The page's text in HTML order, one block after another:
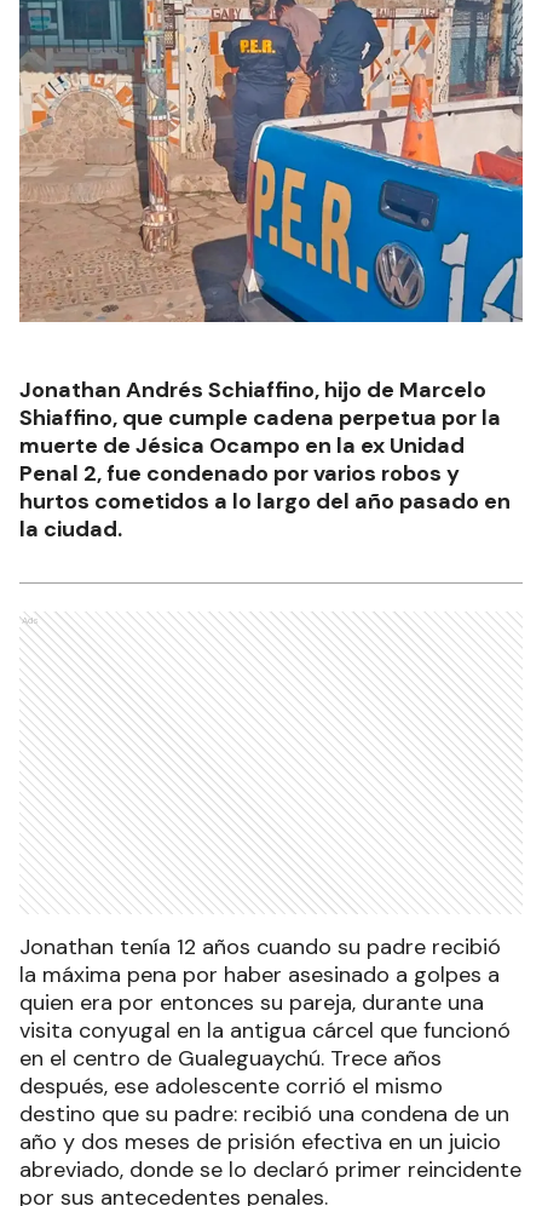
Jonathan Andrés Schiaffino, hijo de Marcelo
Shiaffino, que cumple cadena perpetua por la
muerte de Jésica Ocampo en la ex Unidad
Penal 2, fue condenado por varios robos y
hurtos cometidos a lo largo del año pasado en
la ciudad.
Ads
Jonathan tenía 12 años cuando su padre recibió
la máxima pena por haber asesinado a golpes a
quien era por entonces su pareja, durante una
visita conyugal en la antigua cárcel que funcionó
en el centro de Gualeguaychú. Trece años
después, ese adolescente corrió el mismo
destino que su padre: recibió una condena de un
año y dos meses de prisión efectiva en un juicio
abreviado, donde se lo declaró primer reincidente
por sus antecedentes penales.